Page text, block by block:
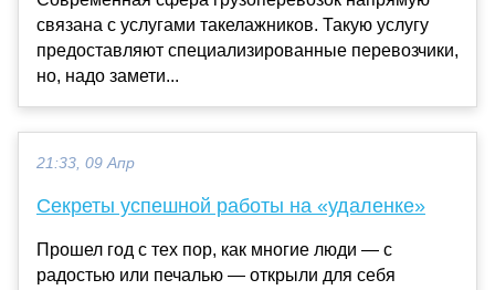
связана с услугами такелажников. Такую услугу
предоставляют специализированные перевозчики,
но, надо замети...
21:33, 09 Апр
Секреты успешной работы на «удаленке»
Прошел год с тех пор, как многие люди — с
радостью или печалью — открыли для себя